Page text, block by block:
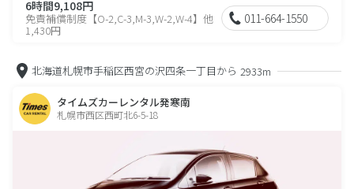
6時間9,108円
免責補償制度【O-2,C-3,M-3,W-2,W-4】他
1,430円
011-664-1550
北海道札幌市手稲区西宮の沢四条一丁目から 2933m
タイムズカーレンタル発寒南
札幌市西区西町北6-5-18